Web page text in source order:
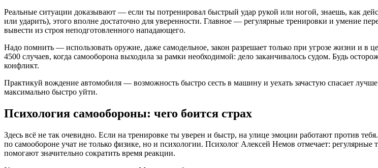
Реальные ситуации доказывают — если ты потренировал быстрый удар рукой или ногой, знаешь, как
или ударить), этого вполне достаточно для уверенности. Главное — регулярные тренировки и умение
вывести из строя неподготовленного нападающего.
Надо помнить — использовать оружие, даже самодельное, закон разрешает только при угрозе жизни и
4500 случаев, когда самооборона выходила за рамки необходимой: дело заканчивалось судом. Будь
конфликт.
Практикуй вождение автомобиля — возможность быстро сесть в машину и уехать зачастую спасает
максимально быстро уйти.
Психология самообороны: чего боится страх
Здесь всё не так очевидно. Если на тренировке ты уверен и быстр, на улице эмоции работают против
по самообороне учат не только физике, но и психологии. Психолог Алексей Немов отмечает:
помогают значительно сократить время реакции.